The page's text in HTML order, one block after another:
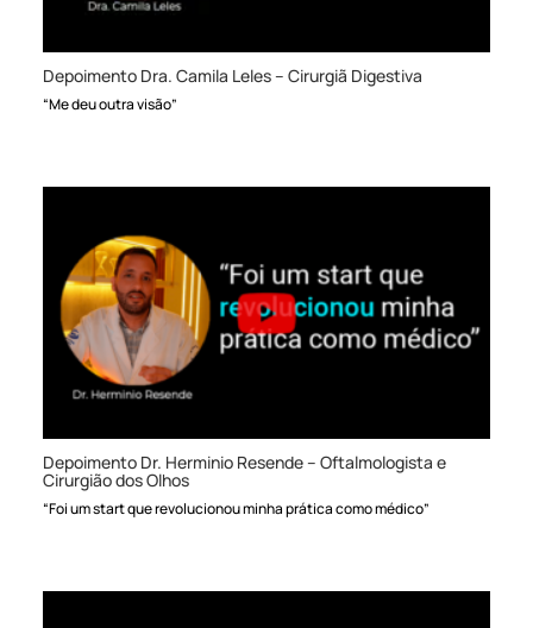
Depoimento Dra. Camila Leles – Cirurgiã Digestiva
“Me deu outra visão”
Depoimento Dr. Herminio Resende – Oftalmologista e
Cirurgião dos Olhos
“Foi um start que revolucionou minha prática como médico”